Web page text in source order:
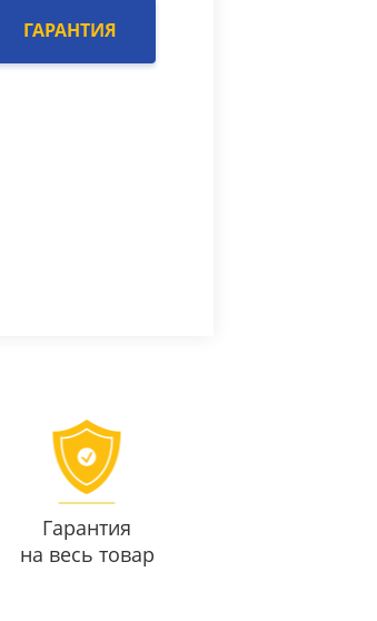
ГАРАНТИЯ
Гарантия
на весь товар